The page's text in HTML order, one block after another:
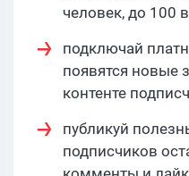
человек, до 100
подключай
появятся новые
контенте
публикуй
подписчиков